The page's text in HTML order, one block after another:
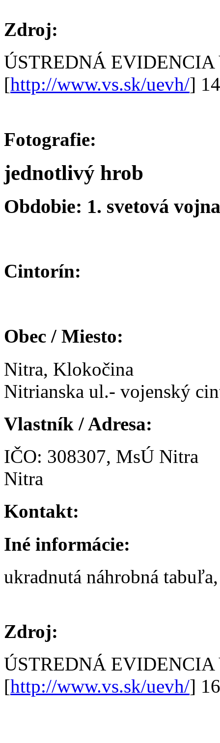
Zdroj:
ÚSTREDNÁ
[http://www.vs.sk/uevh/]
Fotografie:
jednotlivý hrob
Obdobie: 1. svetová vojna
Cintorín:
Obec / Miesto:
Nitra, Klokočina
Nitrianska ul.- vojenský
Vlastník / Adresa:
IČO: 308307, MsÚ Nitra
Nitra
Kontakt:
Iné informácie:
ukradnutá náhrobná
Zdroj:
ÚSTREDNÁ
[http://www.vs.sk/uevh/]